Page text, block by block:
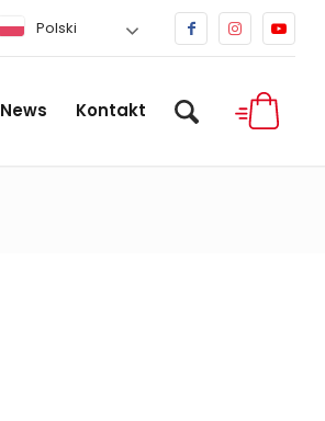
Polski
News Kontakt